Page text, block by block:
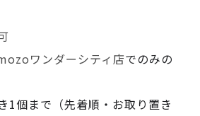
ワンダーシティ店でのみの
1個まで（先着順・お取り置き